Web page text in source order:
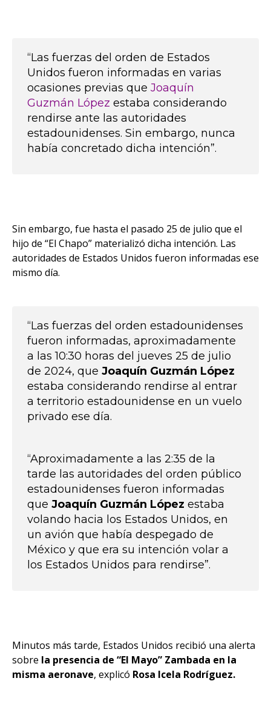
“Las fuerzas del orden de Estados
Unidos fueron informadas en varias
ocasiones previas que Joaquín
Guzmán López estaba considerando
rendirse ante las autoridades
estadounidenses. Sin embargo, nunca
había concretado dicha intención”.
Sin embargo, fue hasta el pasado 25 de julio que el
hijo de “El Chapo” materializó dicha intención. Las
autoridades de Estados Unidos fueron informadas ese
mismo día.
“Las fuerzas del orden estadounidenses
fueron informadas, aproximadamente
a las 10:30 horas del jueves 25 de julio
de 2024, que Joaquín Guzmán López
estaba considerando rendirse al entrar
a territorio estadounidense en un vuelo
privado ese día.
“Aproximadamente a las 2:35 de la
tarde las autoridades del orden público
estadounidenses fueron informadas
que Joaquín Guzmán López estaba
volando hacia los Estados Unidos, en
un avión que había despegado de
México y que era su intención volar a
los Estados Unidos para rendirse”.
Minutos más tarde, Estados Unidos recibió una alerta
sobre la presencia de “El Mayo” Zambada en la
misma aeronave, explicó Rosa Icela Rodríguez.